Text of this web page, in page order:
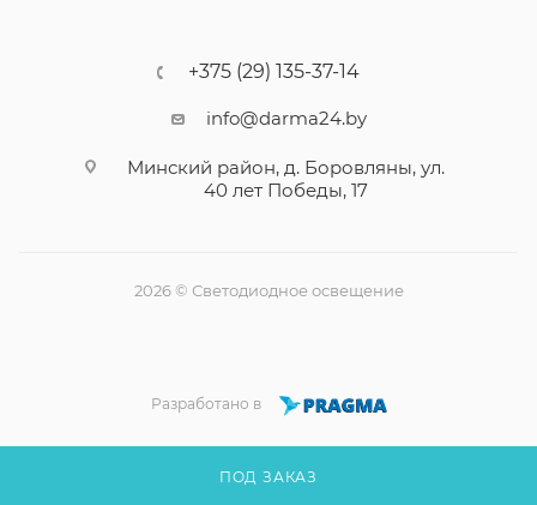
ПОД ЗАКАЗ
+375 (29) 135-37-14
info@darma24.by
Минский район, д. Боровляны, ул.
40 лет Победы, 17
2026 © Светодиодное освещение
Разработано в